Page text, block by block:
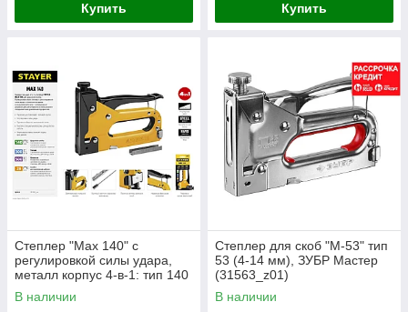
Купить Купить
Степлер "Max 140" с
регулировкой силы удара,
металл корпус 4-в-1: тип 140
(6-14 мм) / 28 (10-12 мм) /
300
В наличии
Степлер для скоб "M-53" тип
53 (4-14 мм), ЗУБР Мастер
(31563_z01)
В наличии